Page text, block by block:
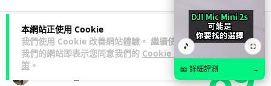
本網站正使用 Cookie
我們使用 Cookie 改善網站體驗。 繼續使用
我們的網站即表示您同意我們的 Cookie 政
策 。
3C科技 流動音樂 🎵 ⛶
📖 詳細評測 →